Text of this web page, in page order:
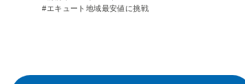
エキュート地域最安値に挑戦